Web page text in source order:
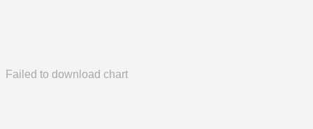
Failed to download chart